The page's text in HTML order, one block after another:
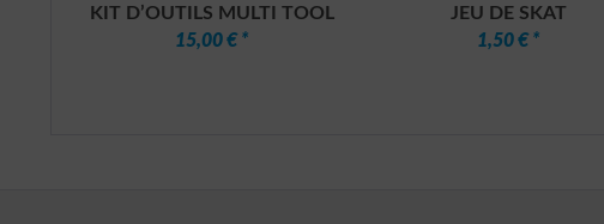
KIT D’OUTILS MULTI TOOL
15,00 € *
JEU DE SKAT
1,50 € *